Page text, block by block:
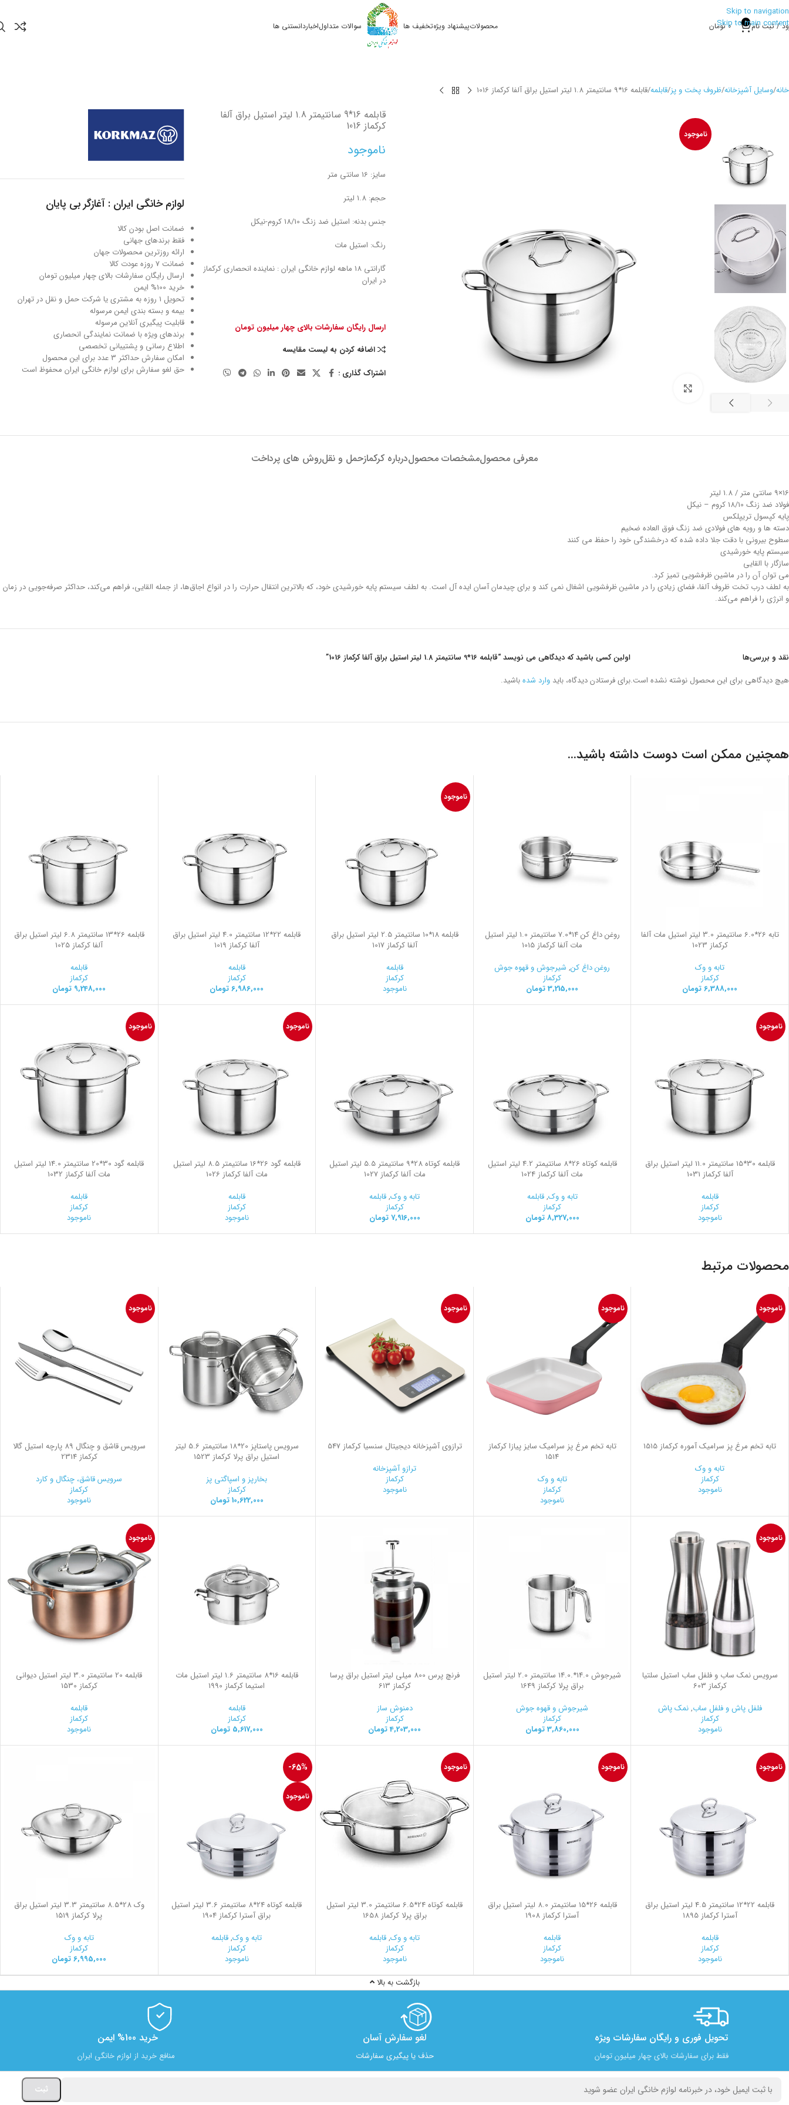
Skip to navigation
Skip to main content
/ ثبت نام 0
0 تومان محصولاتپیشنهاد ویژهتخفیف ها سوالات متداولاخباردانستنی ها
خانه وسایل آشپزخانه ظروف پخت و پز قابلمه قابلمه 16*9 سانتیمتر 1.8 لیتر استیل براق آلفا کرکماز 1016
ناموجود
قابلمه 16*9 سانتیمتر 1.8 لیتر استیل براق آلفا
کرکماز 1016
ناموجود
سایز: 16 سانتی متر
حجم: 1.8 لیتر
جنس بدنه: استیل ضد زنگ 18/10 کروم-نیکل
رنگ: استیل مات
گارانتی 18 ماهه لوازم خانگی ایران : نماینده انحصاری کرکماز
در ایران
ارسال رایگان سفارشات بالای چهار میلیون تومان
اضافه کردن به لیست مقایسه
اشتراک گذاری :
لوازم خانگی ایران : آغازگر بی پایان
ضمانت اصل بودن کالا
فقط برندهای جهانی
ارائه روزترین محصولات جهان
ضمانت 7 روزه عودت کالا
ارسال رایگان سفارشات بالای چهار میلیون تومان
خرید 100% ایمن
تحویل ۱ روزه به مشتری یا شرکت حمل و نقل در تهران
بیمه و بسته بندی ایمن مرسوله
قابلیت پیگیری آنلاین مرسوله
برندهای ویژه با ضمانت نمایندگی انحصاری
اطلاع رسانی و پشتیبانی تخصصی
امکان سفارش حداکثر 3 عدد برای این محصول
حق لغو سفارش برای لوازم خانگی ایران محفوظ است
معرفی محصولمشخصات محصولدرباره کرکمازحمل و نقلروش های پرداخت
16×9 سانتی متر / 1.8 لیتر
فولاد ضد زنگ 18/10 کروم – نیکل
پایه کپسول تریپلکس
دسته ها و رویه های فولادی ضد زنگ فوق العاده ضخیم
سطوح بیرونی با دقت جلا داده شده که درخشندگی خود را حفظ می کنند
سیستم پایه خورشیدی
سازگار با القایی
می توان آن را در ماشین ظرفشویی تمیز کرد.
به لطف درب تخت ظروف آلفا، فضای زیادی را در ماشین ظرفشویی اشغال نمی کند و برای چیدمان آسان ایده آل است. به لطف سیستم پایه خورشیدی خود، که بالاترین انتقال حرارت را در انواع اجاق‌ها، از جمله القایی، فراهم می‌کند، حداکثر صرفه‌جویی در زمان
و انرژی را فراهم می‌کند.
نقد و بررسی‌ها
هیچ دیدگاهی برای این محصول نوشته نشده است.
اولین کسی باشید که دیدگاهی می نویسد “قابلمه 16*9 سانتیمتر 1.8 لیتر استیل براق آلفا کرکماز 1016”
برای فرستادن دیدگاه، باید وارد شدهباشید.
همچنین ممکن است دوست داشته باشید…
تابه 26*6.0 سانتیمتر 3.0 لیتر استیل مات آلفا
کرکماز 1023
تابه و وک
کرکماز
6,388,000 تومان
روغن داغ کن 14*7.0 سانتیمتر 1.0 لیتر استیل
مات آلفا کرکماز 1015
روغن داغ کن, شیرجوش و قهوه جوش
کرکماز
3,215,000تومان
ناموجود
قابلمه 18*10 سانتیمتر 2.5 لیتر استیل براق
آلفا کرکماز 1017
قابلمه
کرکماز
ناموجود
قابلمه 22*12 سانتیمتر 4.0 لیتر استیل براق
آلفا کرکماز 1019
قابلمه
کرکماز
6,986,000 تومان
قابلمه 26*13 سانتیمتر 6.8 لیتر استیل براق
آلفا کرکماز 1025
قابلمه
کرکماز
9,248,000 تومان
ناموجود
قابلمه 30*15 سانتیمتر 11.0 لیتر استیل براق
آلفا کرکماز 1031
قابلمه
کرکماز
ناموجود
قابلمه کوتاه 26*8 سانتیمتر 4.2 لیتر استیل
مات آلفا کرکماز 1024
تابه و وک,قابلمه
کرکماز
8,327,000 تومان
قابلمه کوتاه 28*9 سانتیمتر 5.5 لیتر استیل
مات آلفا کرکماز 1027
تابه و وک,قابلمه
کرکماز
7,916,000 تومان
ناموجود
قابلمه گود 26*16 سانتیمتر 8.5 لیتر استیل
مات آلفا کرکماز 1026
قابلمه
کرکماز
ناموجود
ناموجود
قابلمه گود 30*20 سانتیمتر 14.0 لیتر استیل
مات آلفا کرکماز 1032
قابلمه
کرکماز
ناموجود
محصولات مرتبط
ناموجود
تابه تخم مرغ پز سرامیک آموره کرکماز 1515
تابه و وک
کرکماز
ناموجود
ناموجود
تابه تخم مرغ پز سرامیک سایز پیازا کرکماز
1514
تابه و وک
کرکماز
ناموجود
ناموجود
ترازوی آشپزخانه دیجیتال سنسیا کرکماز 547
ترازو آشپزخانه
کرکماز
ناموجود
سرویس پاستاپز 20*18 سانتیمتر 5.6 لیتر
استیل براق پرلا کرکماز 1523
بخارپز و اسپاگتی پز
کرکماز
10,622,000تومان
ناموجود
سرویس قاشق و چنگال 89 پارچه استیل گالا
کرکماز 2314
سرویس قاشق، چنگال و کارد
کرکماز
ناموجود
ناموجود
سرویس نمک ساب و فلفل ساب استیل سلتیا
کرکماز 603
فلفل پاش و فلفل ساب,نمک پاش
کرکماز
ناموجود
شیرجوش 14.0*.14.0 سانتیمتر 2.0 لیتر استیل
براق پرلا کرکماز 1649
شیرجوش و قهوه جوش
کرکماز
3,860,000 تومان
فرنچ پرس 800 میلی لیتر استیل براق پرسا
کرکماز 613
دمنوش ساز
کرکماز
4,203,000تومان
قابلمه 16*8 سانتیمتر 1.6 لیتر استیل مات
استیما کرکماز 1990
قابلمه
کرکماز
5,617,000 تومان
ناموجود
قابلمه 20 سانتیمتر 3.0 لیتر استیل ديواني
کرکماز 1530
قابلمه
کرکماز
ناموجود
ناموجود
قابلمه 22*12 سانتیمتر 4.5 لیتر استیل براق
آسترا کرکماز 1895
قابلمه
کرکماز
ناموجود
ناموجود
قابلمه 26*15 سانتیمتر 8.0 لیتر استیل براق
آسترا کرکماز 1908
قابلمه
کرکماز
ناموجود
ناموجود
قابلمه کوتاه 24*6.5 سانتیمتر 3.0 لیتر استیل
براق پرلا کرکماز 1658
تابه و وک,قابلمه
کرکماز
ناموجود
-65%
ناموجود
قابلمه کوتاه 24*8 سانتیمتر 3.6 لیتر استیل
براق آسترا کرکماز 1904
تابه و وک,قابلمه
کرکماز
ناموجود
وک 28*8.5 سانتیمتر 3.3 لیتر استیل براق
پرلا کرکماز 1519
تابه و وک
کرکماز
6,995,000 تومان
بازگشت به بالا
تحویل فوری و رایگان سفارشات ویژه
فقط برای سفارشات بالای چهار میلیون تومان
لغو سفارش آسان​
حذف یا پیگیری سفارشات
خرید 100% ایمن
منافع خرید از لوازم خانگی ایران